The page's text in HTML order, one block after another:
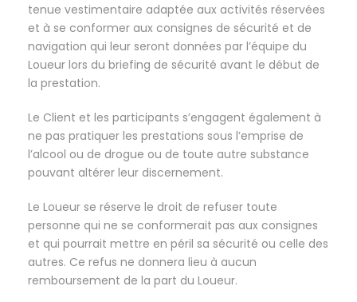
tenue vestimentaire adaptée aux activités réservées
et à se conformer aux consignes de sécurité et de
navigation qui leur seront données par l’équipe du
Loueur lors du briefing de sécurité avant le début de
la prestation.
Le Client et les participants s’engagent également à
ne pas pratiquer les prestations sous l’emprise de
l’alcool ou de drogue ou de toute autre substance
pouvant altérer leur discernement.
Le Loueur se réserve le droit de refuser toute
personne qui ne se conformerait pas aux consignes
et qui pourrait mettre en péril sa sécurité ou celle des
autres. Ce refus ne donnera lieu à aucun
remboursement de la part du Loueur.